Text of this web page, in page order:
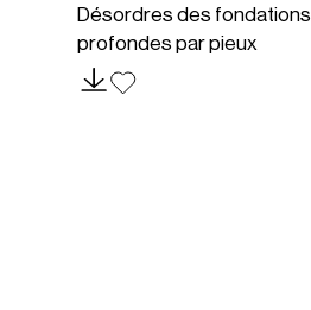
Désordres des fondations
profondes par pieux